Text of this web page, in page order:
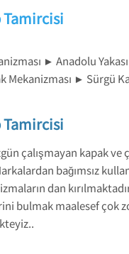
Tamircisi
► Anadolu
► Sürgü
Tamircisi
çalışmayan kapak
bağımsız
dan
bulmak maalesef çok